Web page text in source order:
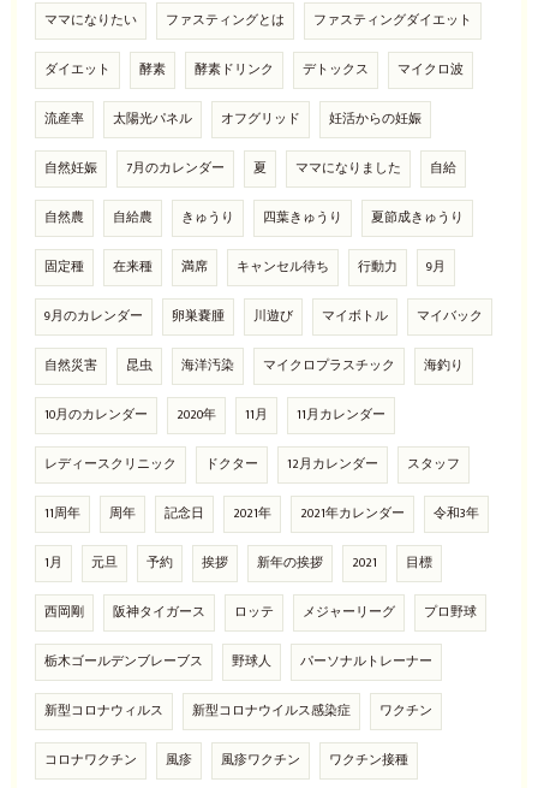
ママになりたい ファスティングとは ファスティングダイエット
ダイエット 酵素 酵素ドリンク デトックス マイクロ波
流産率 太陽光パネル オフグリッド 妊活からの妊娠
自然妊娠 7月のカレンダー 夏 ママになりました 自給
自然農 自給農 きゅうり 四葉きゅうり 夏節成きゅうり
固定種 在来種 満席 キャンセル待ち 行動力 9月
9月のカレンダー 卵巣嚢腫 川遊び マイボトル マイバック
自然災害 昆虫 海洋汚染 マイクロプラスチック 海釣り
10月のカレンダー 2020年 11月 11月カレンダー
レディースクリニック ドクター 12月カレンダー スタッフ
11周年 周年 記念日 2021年 2021年カレンダー 令和3年
1月 元旦 予約 挨拶 新年の挨拶 2021 目標
西岡剛 阪神タイガース ロッテ メジャーリーグ プロ野球
栃木ゴールデンブレーブス 野球人 パーソナルトレーナー
新型コロナウィルス 新型コロナウイルス感染症 ワクチン
コロナワクチン 風疹 風疹ワクチン ワクチン接種